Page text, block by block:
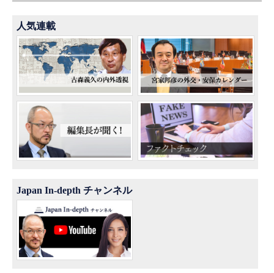
人気連載
Japan In-depth チャンネル